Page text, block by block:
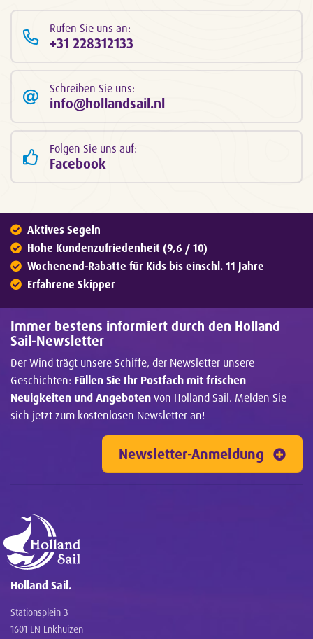
Rufen Sie uns an:
+31 228312133
Schreiben Sie uns:
info@hollandsail.nl
Folgen Sie uns auf:
Facebook
Aktives Segeln
Hohe Kundenzufriedenheit (9,6 / 10)
Wochenend-Rabatte für Kids bis einschl. 11 Jahre
Erfahrene Skipper
Immer bestens informiert durch den Holland
Sail-Newsletter
Der Wind trägt unsere Schiffe, der Newsletter unsere
Geschichten: Füllen Sie Ihr Postfach mit frischen
Neuigkeiten und Angeboten von Holland Sail. Melden Sie
sich jetzt zum kostenlosen Newsletter an!
Newsletter-Anmeldung
Holland Sail.
Stationsplein 3
1601 EN Enkhuizen